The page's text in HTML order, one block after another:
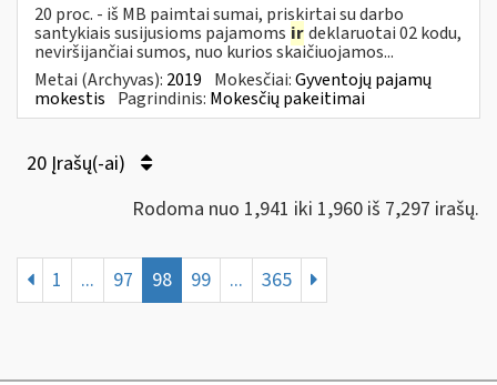
20 proc. - iš MB paimtai sumai, priskirtai su darbo
santykiais susijusioms pajamoms irdeklaruotai 02 kodu,
neviršijančiai sumos, nuo kurios skaičiuojamos...
Metai (Archyvas): 2019 Mokesčiai:Gyventojų pajamų
mokestis Pagrindinis: Mokesčių pakeitimai
20 Įrašų(-ai)
Rodoma nuo 1,941 iki 1,960 iš 7,297 irašų.
1 ... 97 98 99 ... 365